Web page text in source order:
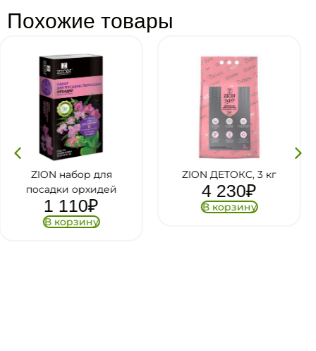
Похожие товары
ZION ДЕТОКС, 3 кг
4 230
В корзину
ШУНГИТ
КАРЕЛЬСКИЙ
Биоабсолют, 0,5 л
293